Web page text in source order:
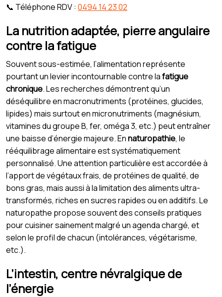
📞 Téléphone RDV : 0494 14 23 02
La nutrition adaptée, pierre angulaire
contre la fatigue
Souvent sous-estimée, l’alimentation représente
pourtant un levier incontournable contre lafatigue
chronique. Les recherches démontrent qu’un
déséquilibre en macronutriments (protéines, glucides,
lipides) mais surtout en micronutriments (magnésium,
vitamines du groupe B, fer, oméga 3, etc.) peut entraîner
une baisse d’énergie majeure. Ennaturopathie, le
rééquilibrage alimentaire est systématiquement
personnalisé. Une attention particulière est accordée à
l’apport de végétaux frais, de protéines de qualité, de
bons gras, mais aussi à la limitation des aliments ultra-
transformés, riches en sucres rapides ou en additifs. Le
naturopathe propose souvent des conseils pratiques
pour cuisiner sainement malgré un agenda chargé, et
selon le profil de chacun (intolérances, végétarisme,
etc.).
L’intestin, centre névralgique de
l’énergie